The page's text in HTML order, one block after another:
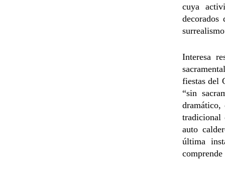
cuya
Interesa
fiestas del
“sin
dramático,
tradicional
auto
última